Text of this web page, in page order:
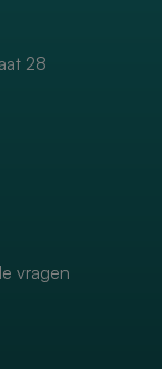
vragen
28